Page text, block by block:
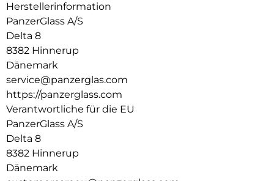
schnellen Zugriff auf unser Online-Anleitungsvideo
beigefügt. Und denk dran: Sobald der Displayschutz
angebracht ist, musst du nie wieder befürchten, dass dein
Display auf den Boden fällt.
Der Displayschutz ist Ultra-Wide Fit, das bedeutet, dass er
die Vorderseite deines Handys abdeckt und eine vollständige
und kristallklare Sicht auf dein Display bietet, während an
den Rändern noch etwas Platz für eine PanzerGlass-Hülle
100 % Berührungsempfindlichkeit = Fühlt sich dank 100%
Berührungsempfindlichkeit wie das Original-Display an.
Gold-Stärke = Goldstärke: Starker Displayschutz, der Dein
Herstellerinformation
PanzerGlass A/S
Delta 8
8382 Hinnerup
Dänemark
service@panzerglas.com
https://panzerglass.com
Verantwortliche für die EU
PanzerGlass A/S
Delta 8
8382 Hinnerup
Dänemark